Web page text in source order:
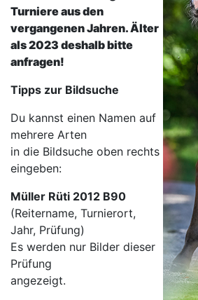
Turniere aus den
vergangenen Jahren. Älter
als 2023 deshalb bitte
anfragen!
Tipps zur Bildsuche
Du kannst einen Namen auf
mehrere Arten
in die Bildsuche oben rechts
eingeben:
Müller Rüti 2012 B90
(Reitername, Turnierort,
Jahr, Prüfung)
Es werden nur Bilder dieser
Prüfung
angezeigt.